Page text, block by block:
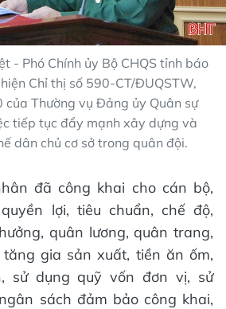
- Phó Chính ủy Bộ CHQS tỉnh báo
Chỉ thị số 590-CT/ĐUQSTW,
Thường vụ Đảng ủy Quân sự
tiếp tục đẩy mạnh xây dựng và
dân chủ cơ sở trong quân đội.
đã công khai cho cán bộ,
lợi, tiêu chuẩn, chế độ,
quân lương, quân trang,
gia sản xuất, tiền ăn ốm,
sử dụng quỹ vốn đơn vị, sử
sách đảm bảo công khai,